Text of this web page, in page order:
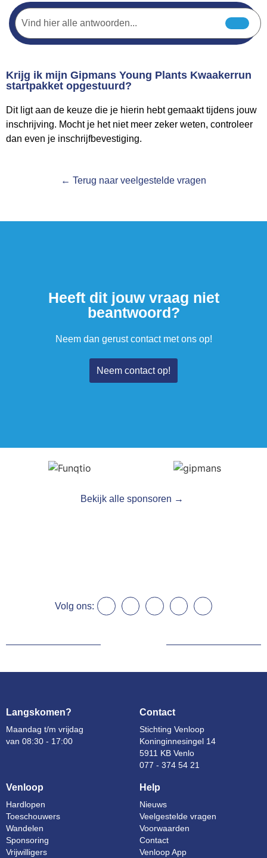
Krijg ik mijn Gipmans Young Plants Kwaakerrun
startpakket opgestuurd?
Dit ligt aan de keuze die je hierin hebt gemaakt tijdens jouw
inschrijving. Mocht je het niet meer zeker weten, controleer
dan even je inschrijfbevestiging.
← Terug naar veelgestelde vragen
Heeft dit jouw vraag niet
beantwoord?
Neem dan gerust contact met ons op!
Neem contact op!
Bekijk alle sponsoren →
Volg ons:
Langskomen?
Maandag t/m vrijdag
van 08:30 - 17:00
Contact
Stichting Venloop
Koninginnesingel 14
5911 KB Venlo
077 - 374 54 21
Venloop
Hardlopen
Toeschouwers
Wandelen
Sponsoring
Vrijwilligers
Help
Nieuws
Veelgestelde vragen
Voorwaarden
Contact
Venloop App